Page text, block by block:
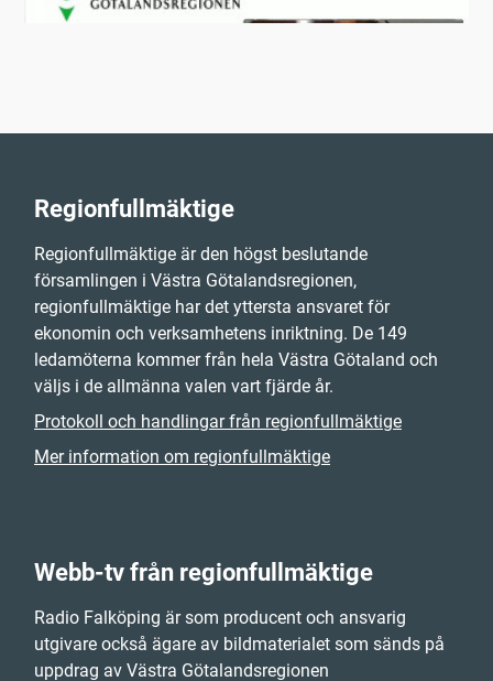
Regionfullmäktige
Regionfullmäktige är den högst beslutande
församlingen i Västra Götalandsregionen,
regionfullmäktige har det yttersta ansvaret för
ekonomin och verksamhetens inriktning. De 149
ledamöterna kommer från hela Västra Götaland och
väljs i de allmänna valen vart fjärde år.
Protokoll och handlingar från regionfullmäktige
Mer information om regionfullmäktige
Webb-tv från regionfullmäktige
Radio Falköping är som producent och ansvarig
utgivare också ägare av bildmaterialet som sänds på
uppdrag av Västra Götalandsregionen